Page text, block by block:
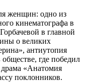
женщин: одно из
кинематографа в
в главной
о великих
антиутопия
где победил
«Анатомия
поклонников.